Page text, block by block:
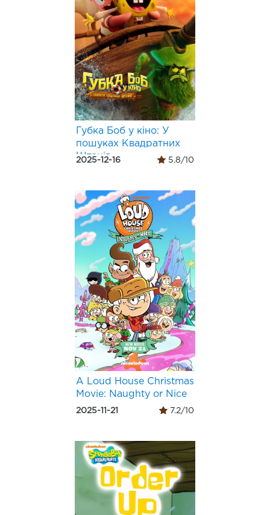
Губка Боб у кіно: У
пошуках Квадратних
Штанів
2025-12-16 5.8/10
A Loud House Christmas
Movie: Naughty or Nice
2025-11-21 7.2/10